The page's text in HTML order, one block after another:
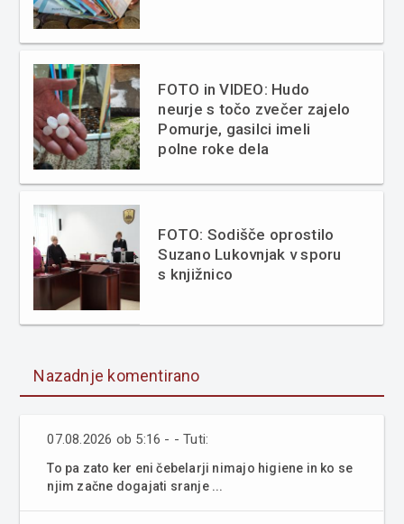
FOTO in VIDEO: Hudo
neurje s točo zvečer zajelo
Pomurje, gasilci imeli
polne roke dela
FOTO: Sodišče oprostilo
Suzano Lukovnjak v sporu
s knjižnico
Nazadnje komentirano
07.08.2026 ob 5:16 - - Tuti:
To pa zato ker eni čebelarji nimajo higiene in ko se
njim začne dogajati sranje ...